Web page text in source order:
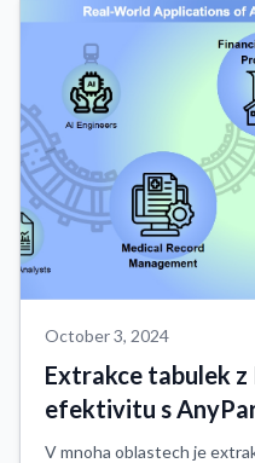
October 3, 2024
Extrakce tabulek z
efektivitu s
V mnoha oblastech je